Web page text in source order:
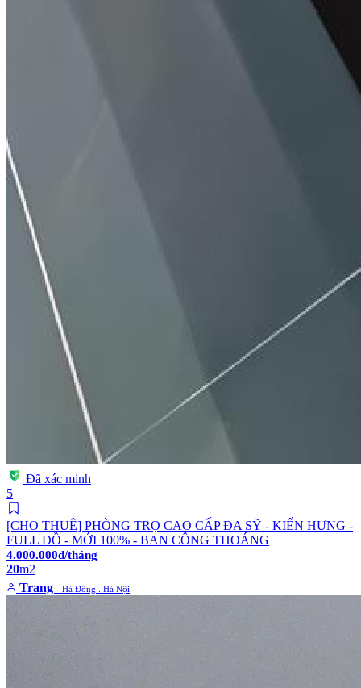
Đã xác minh
5
[CHO THUÊ] PHÒNG TRỌ CAO CẤP ĐA SỸ - KIẾN HƯNG -
FULL ĐỒ - MỚI 100% - BAN CÔNG THOÁNG
4.000.000đ/tháng
20m2
Trang - Hà Đông . Hà Nội